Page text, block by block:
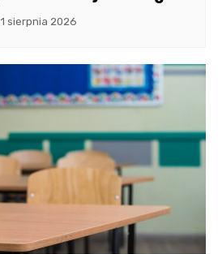
1 sierpnia 2026